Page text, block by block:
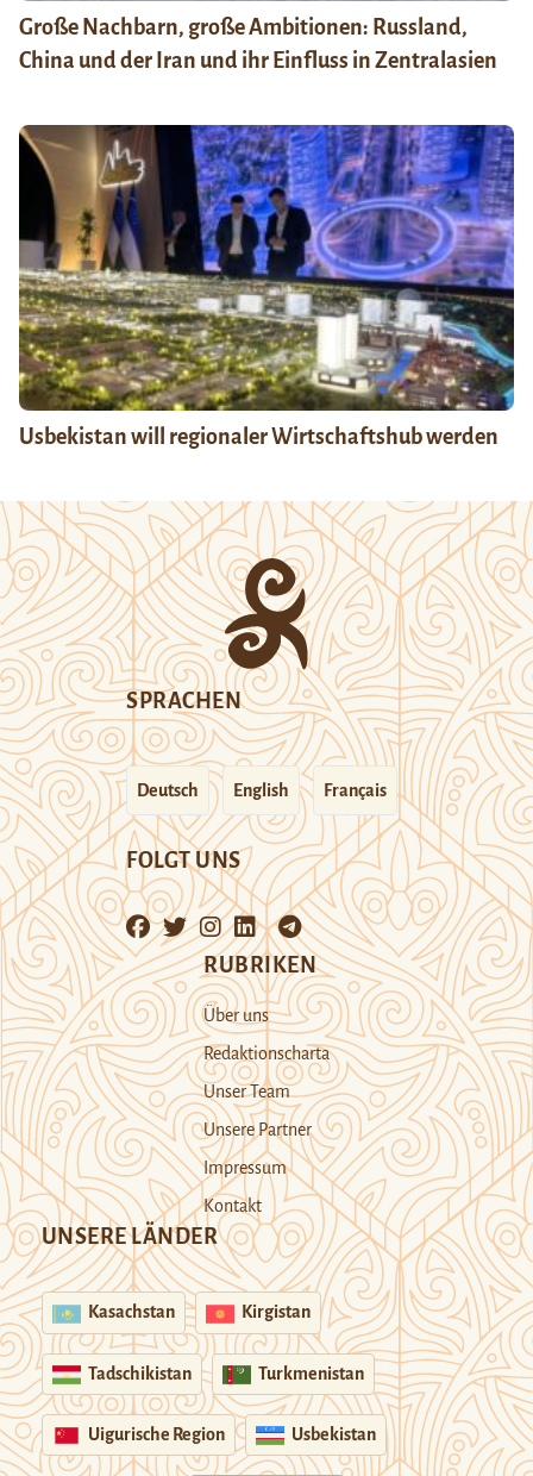
Große Nachbarn, große Ambitionen: Russland,
China und der Iran und ihr Einfluss in Zentralasien
Usbekistan will regionaler Wirtschaftshub werden
SPRACHEN
Deutsch English Français
FOLGT UNS
RUBRIKEN
Über uns
Redaktionscharta
Unser Team
Unsere Partner
Impressum
Kontakt
UNSERE LÄNDER
Kasachstan Kirgistan
Tadschikistan Turkmenistan
Uigurische Region Usbekistan